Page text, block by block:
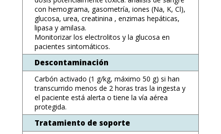
con hemograma, gasometría, iones (Na, K, Cl),
glucosa, urea, creatinina , enzimas hepáticas,
lipasa y amilasa.
Monitorizar los electrolitos y la glucosa en
pacientes sintomáticos.
Descontaminación
Carbón activado (1 g/kg, máximo 50 g) si han
transcurrido menos de 2 horas tras la ingesta y
el paciente está alerta o tiene la vía aérea
protegida.
Tratamiento de soporte